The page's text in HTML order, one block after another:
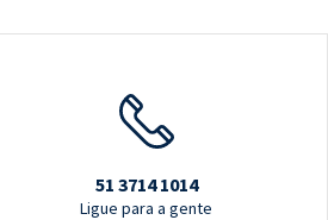
51 3714 1014
Ligue para a gente